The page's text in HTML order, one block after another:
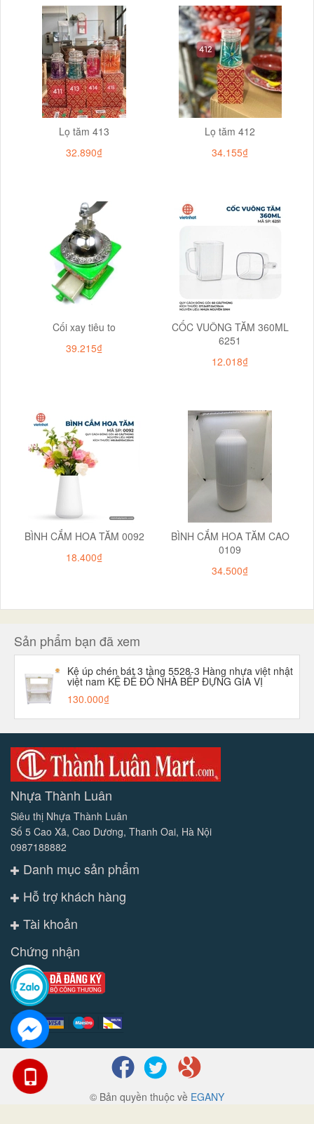
Lọ tăm 413
32.890₫
Lọ tăm 412
34.155₫
Cối xay tiêu to
39.215₫
CỐC VUÔNG TĂM 360ML
6251
12.018₫
BÌNH CẮM HOA TĂM 0092
18.400₫
BÌNH CẮM HOA TĂM CAO
0109
34.500₫
Sản phẩm bạn đã xem
Kệ úp chén bát 3 tầng 5528-3 Hàng nhựa việt nhật
việt nam KỆ ĐỂ ĐỒ NHÀ BẾP ĐỰNG GIA VỊ
130.000₫
Nhựa Thành Luân
Siêu thị Nhựa Thành Luân
Số 5 Cao Xã, Cao Dương, Thanh Oai, Hà Nội
0987188882
Danh mục sản phẩm
Hỗ trợ khách hàng
Tài khoản
Chứng nhận
© Bản quyền thuộc về EGANY